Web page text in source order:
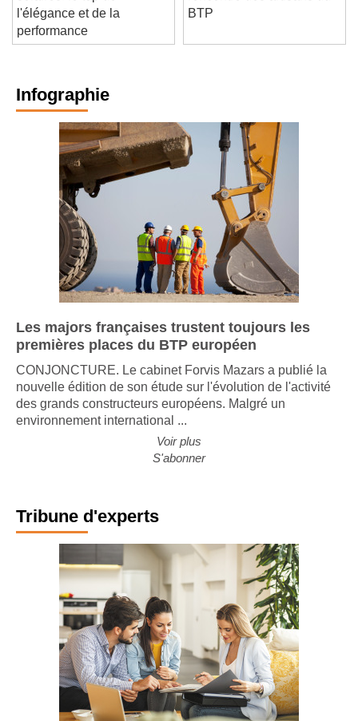
solaires: le top de
l'élégance et de la
performance
rencontre des artisans du
Infographie
Les majors françaises trustent toujours les
premières places du BTP européen
CONJONCTURE. Le cabinet Forvis Mazars a publié la
nouvelle édition de son étude sur l'évolution de l'activité
des grands constructeurs européens. Malgré un
Voir plus
Tribune d'experts